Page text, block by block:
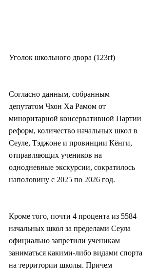
Уголок школьного двора (123rf)
Согласно данным, собранным
депутатом Чхон Ха Рамом от
миноритарной консервативной Партии
реформ, количество начальных школ в
Сеуле, Тэджоне и провинции Кёнги,
отправляющих учеников на
однодневные экскурсии, сократилось
наполовину с 2025 по 2026 год.
Кроме того, почти 4 процента из 5584
начальных школ за пределами Сеула
официально запретили ученикам
заниматься какими-либо видами спорта
на территории школы. Причем